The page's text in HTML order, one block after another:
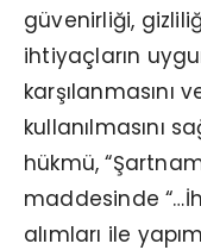
güvenirliği,
ihtiyaçların
karşılanmasını
kullanılmasını
hükmü,
maddesinde
alımları ile